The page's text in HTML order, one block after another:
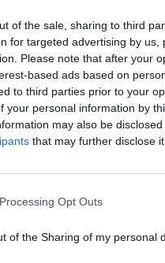
of the sale, sharing to third
for targeted advertising by
Please note that after your
based ads based on
to third parties prior to your
your personal information by
may also be
that may further disclose
Opt Outs
of the Sharing of my personal